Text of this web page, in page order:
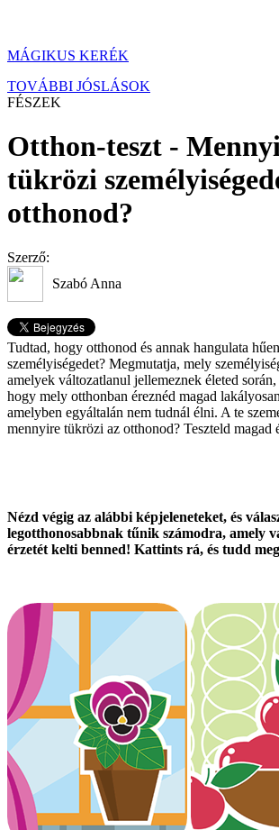
MÁGIKUS KERÉK
TOVÁBBI JÓSLÁSOK
FÉSZEK
Otthon-teszt -
tükrözi
otthonod?
Szerző:
Szabó Anna
Tudtad, hogy otthonod és annak hangulata
személyiségedet? Megmutatja, mely
amelyek változatlanul jellemeznek életed
hogy mely otthonban éreznéd magad
amelyben egyáltalán nem tudnál élni. A te
mennyire tükrözi az otthonod? Teszteld magad
Nézd végig az alábbi képjeleneteket, és
legotthonosabbnak tűnik számodra, amely
érzetét kelti benned! Kattints rá, és tudd